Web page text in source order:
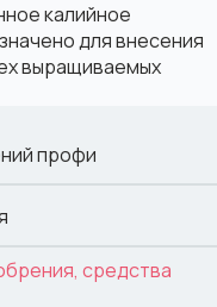
калийное
для внесения
выращиваемых
профи
средства